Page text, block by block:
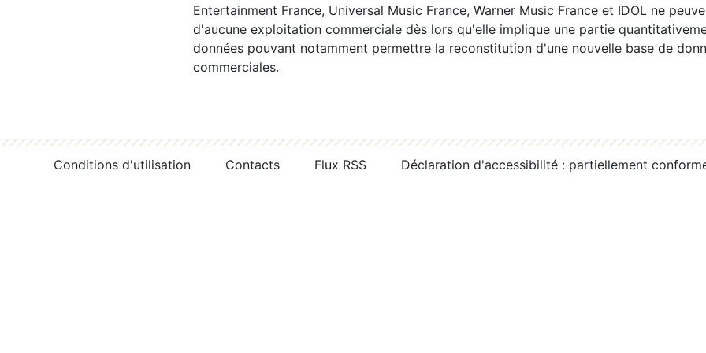
Entertainment France, Universal Music France, Warner Music France et IDOL ne
d'aucune exploitation commerciale dès lors qu'elle implique une partie
données pouvant notamment permettre la reconstitution d'une nouvelle base de
commerciales.
Conditions d'utilisation Contacts Flux RSS Déclaration d'accessibilité : partiellement